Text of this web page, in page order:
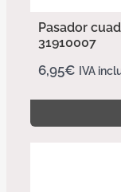
Pasador
31910007
6,95€ IVA